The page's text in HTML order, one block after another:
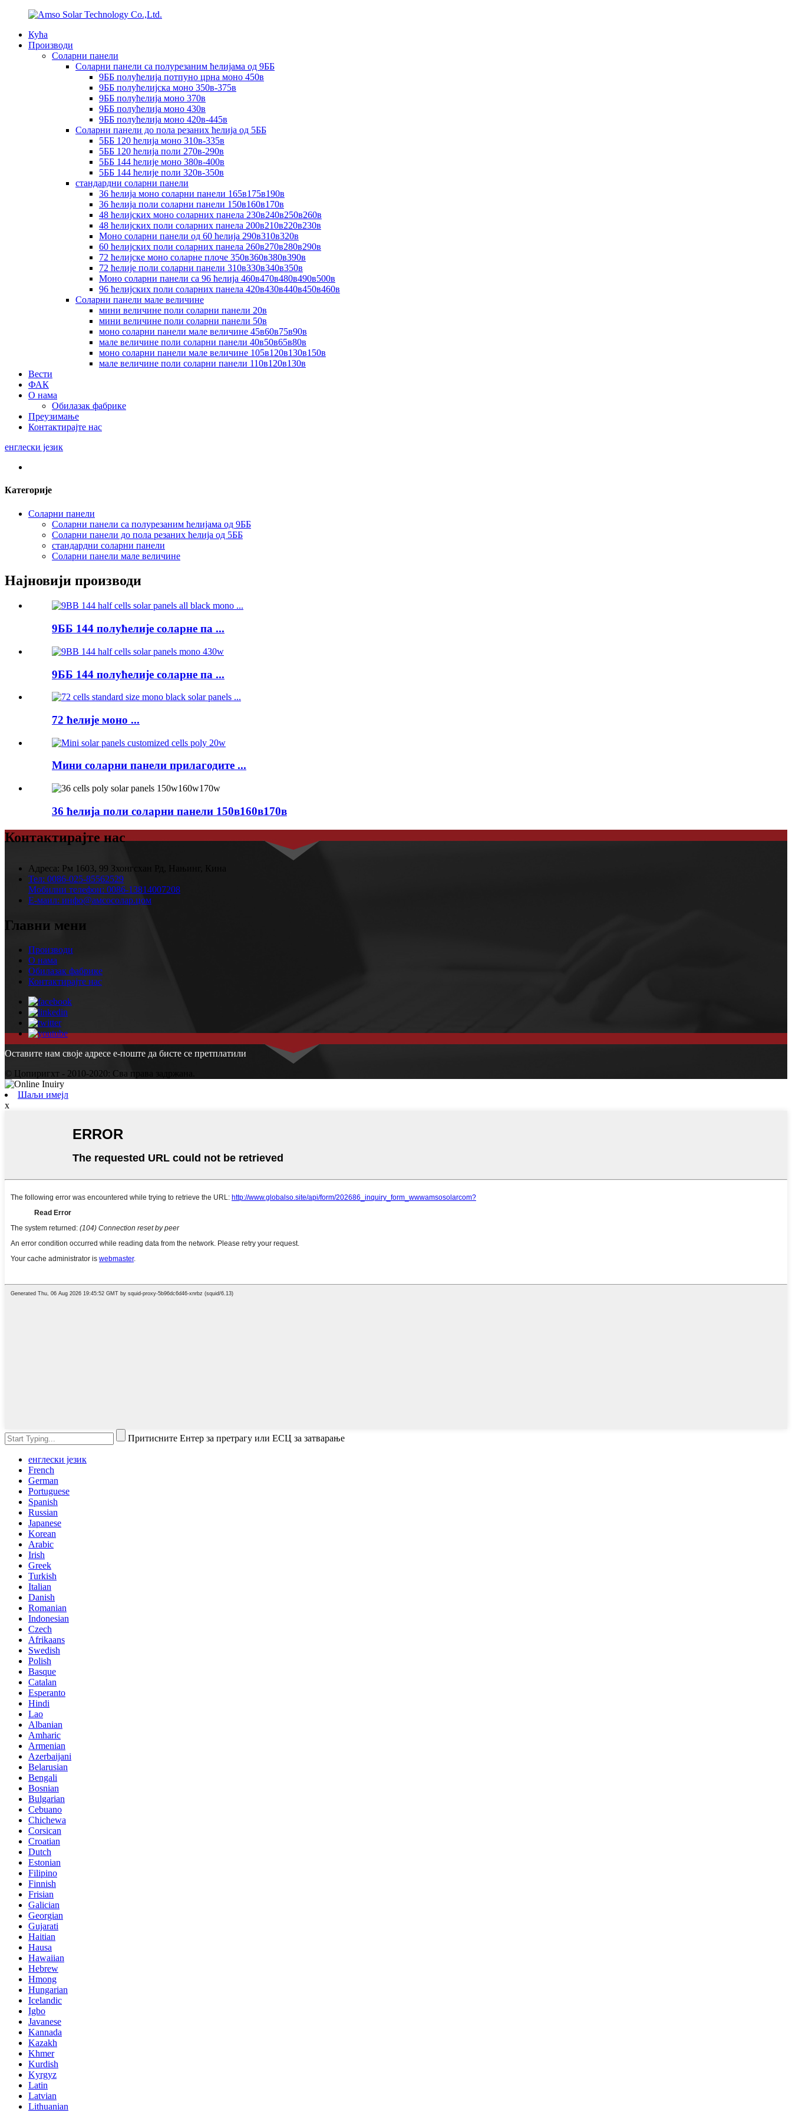
Кућа
Производи
Соларни панели
Соларни панели са полурезаним ћелијама од 9ББ
9ББ полућелија потпуно црна моно 450в
9ББ полућелијска моно 350в-375в
9ББ полућелија моно 370в
9ББ полућелија моно 430в
9ББ полућелија моно 420в-445в
Соларни панели до пола резаних ћелија од 5ББ
5ББ 120 ћелија моно 310в-335в
5ББ 120 ћелија поли 270в-290в
5ББ 144 ћелије моно 380в-400в
5ББ 144 ћелије поли 320в-350в
стандардни соларни панели
36 ћелија моно соларни панели 165в175в190в
36 ћелија поли соларни панели 150в160в170в
48 ћелијских моно соларних панела 230в240в250в260в
48 ћелијских поли соларних панела 200в210в220в230в
Моно соларни панели од 60 ћелија 290в310в320в
60 ћелијских поли соларних панела 260в270в280в290в
72 ћелијске моно соларне плоче 350в360в380в390в
72 ћелије поли соларни панели 310в330в340в350в
Моно соларни панели са 96 ћелија 460в470в480в490в500в
96 ћелијских поли соларних панела 420в430в440в450в460в
Соларни панели мале величине
мини величине поли соларни панели 20в
мини величине поли соларни панели 50в
моно соларни панели мале величине 45в60в75в90в
мале величине поли соларни панели 40в50в65в80в
моно соларни панели мале величине 105в120в130в150в
мале величине поли соларни панели 110в120в130в
Вести
ФАК
О нама
Обилазак фабрике
Преузимање
Контактирајте нас
енглески језик
Категорије
Соларни панели
Соларни панели са полурезаним ћелијама од 9ББ
Соларни панели до пола резаних ћелија од 5ББ
стандардни соларни панели
Соларни панели мале величине
Најновији производи
9ББ 144 полућелије соларне па ...
9ББ 144 полућелије соларне па ...
72 ћелије моно ...
Мини соларни панели прилагодите ...
36 ћелија поли соларни панели 150в160в170в
Контактирајте нас
Адреса: Рм 1603, 99 Зхонгсхан Рд, Нањинг, Кина
Тел: 0086-025-85562529
Мобилни телефон: 0086-13814007208
Е-маил: инфо@амсосолар.цом
Главни мени
Производи
О нама
Обилазак фабрике
Контактирајте нас
Оставите нам своје адресе е-поште да бисте се претплатили
© Цопиригхт - 2010-2020: Сва права задржана.
Шаљи имејл
x
Притисните Ентер за претрагу или ЕСЦ за затварање
енглески језик
French
German
Portuguese
Spanish
Russian
Japanese
Korean
Arabic
Irish
Greek
Turkish
Italian
Danish
Romanian
Indonesian
Czech
Afrikaans
Swedish
Polish
Basque
Catalan
Esperanto
Hindi
Lao
Albanian
Amharic
Armenian
Azerbaijani
Belarusian
Bengali
Bosnian
Bulgarian
Cebuano
Chichewa
Corsican
Croatian
Dutch
Estonian
Filipino
Finnish
Frisian
Galician
Georgian
Gujarati
Haitian
Hausa
Hawaiian
Hebrew
Hmong
Hungarian
Icelandic
Igbo
Javanese
Kannada
Kazakh
Khmer
Kurdish
Kyrgyz
Latin
Latvian
Lithuanian